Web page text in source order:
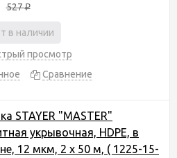
527₽
в наличии
просмотр
Сравнение
STAYER "MASTER"
укрывочная, HDPE, в
12 мкм, 2 х 50 м, ( 1225-15-